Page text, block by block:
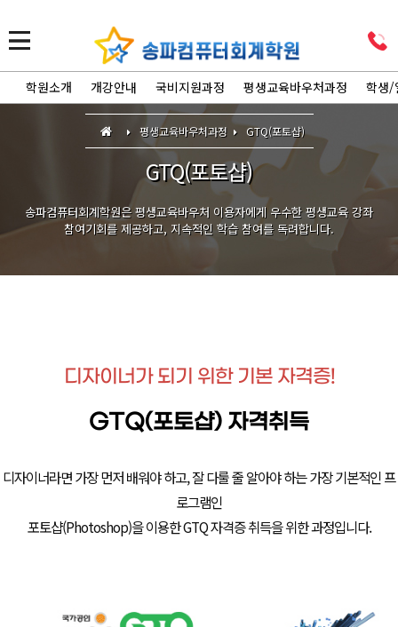
학원소개 개강안내 국비지원과정 평생교육바우처과정 학생/
평생교육바우처과정 GTQ(포토샵)
GTQ(포토샵)
송파컴퓨터회계학원은 평생교육바우처 이용자에게 우수한 평생교육 강좌
참여기회를 제공하고, 지속적인 학습 참여를 독려합니다.
디자이너가 되기 위한 기본 자격증!
GTQ(포토샵) 자격취득
디자이너라면 가장 먼저 배워야 하고, 잘 다룰 줄 알아야 하는 가장 기본적인 프
로그램인
포토샵(Photoshop)을 이용한 GTQ 자격증 취득을 위한 과정입니다.